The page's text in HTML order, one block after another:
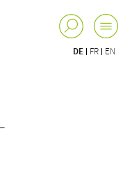
DE FR EN